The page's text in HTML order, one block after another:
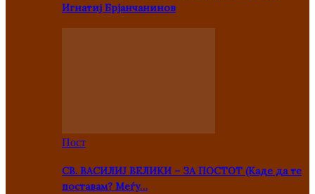
Игнатиј Брјанчанинов
Пост
СВ. ВАСИЛИЈ ВЕЛИКИ – ЗА ПОСТОТ (Каде да те
поставам? Меѓу…